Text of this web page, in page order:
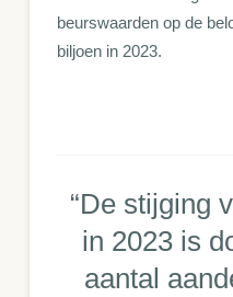
beurswaarden op de
biljoen in 2023.
“De stijging
in 2023 is
aantal